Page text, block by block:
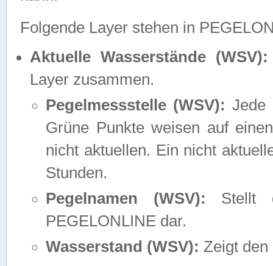
Folgende Layer stehen in
Aktuelle Wasserstände (WSV):
Layer zusammen.
Pegelmessstelle (WSV): Jede
Grüne Punkte weisen auf
nicht aktuellen. Ein nicht
Stunden.
Pegelnamen (WSV): Stellt
PEGELONLINE dar.
Wasserstand (WSV): Zeigt den